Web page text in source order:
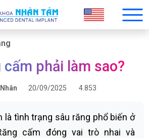
cấm phải làm sao?
20/09/2025 4.853
là tình trạng sâu răng phổ biến ở
cấm đóng vai trò nhai và